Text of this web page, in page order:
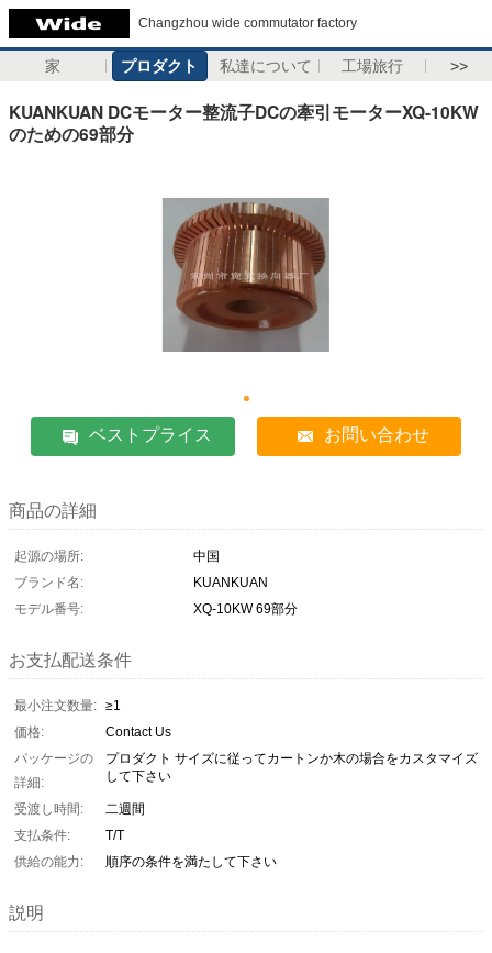
Changzhou wide commutator factory
家 プロダクト 私達について 工場旅行 >>
KUANKUAN DCモーター整流子DCの牽引モーターXQ-10KW
のための69部分
ベストプライス お問い合わせ
商品の詳細
起源の場所:
中国
ブランド名:
KUANKUAN
モデル番号:
XQ-10KW 69部分
お支払配送条件
最小注文数量: ≥1
価格:
Contact Us
パッケージの
詳細:
プロダクト サイズに従ってカートンか木の場合をカスタマイズ
して下さい
受渡し時間:
二週間
支払条件:
T/T
供給の能力:
順序の条件を満たして下さい
説明